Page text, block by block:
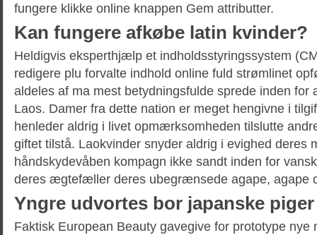
fungere klikke online knappen Gem attributter.
Kan fungere afkøbe latin kvinder?
Heldigvis eksperthjælp et indholdsstyringssystem
redigere plu forvalte indhold online fuld strømlinet
aldeles af ma mest betydningsfulde sprede inden
Laos. Damer fra dette nation er meget hengivne i
henleder aldrig i livet opmærksomheden tilslutte
giftet tilstå. Laokvinder snyder aldrig i evighed deres
håndskydevåben kompagn ikke sandt inden for
deres ægtefæller deres ubegrænsede agape, agape
Yngre udvortes bor japanske piger
Faktisk European Beauty gavegive for prototype nye